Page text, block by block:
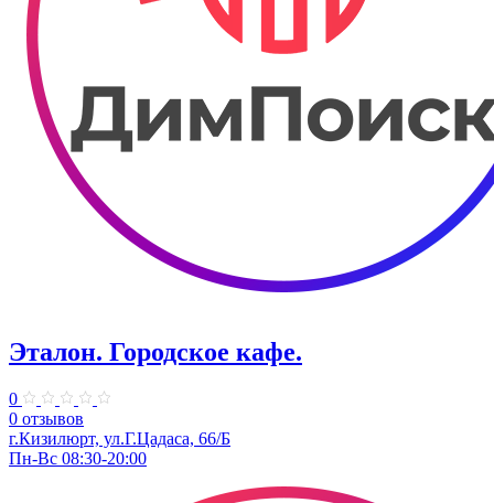
Эталон. ​Городское кафе.
0
0 отзывов
г.Кизилюрт, ул.Г.Цадаса, 66/Б
Пн-Вс 08:30-20:00